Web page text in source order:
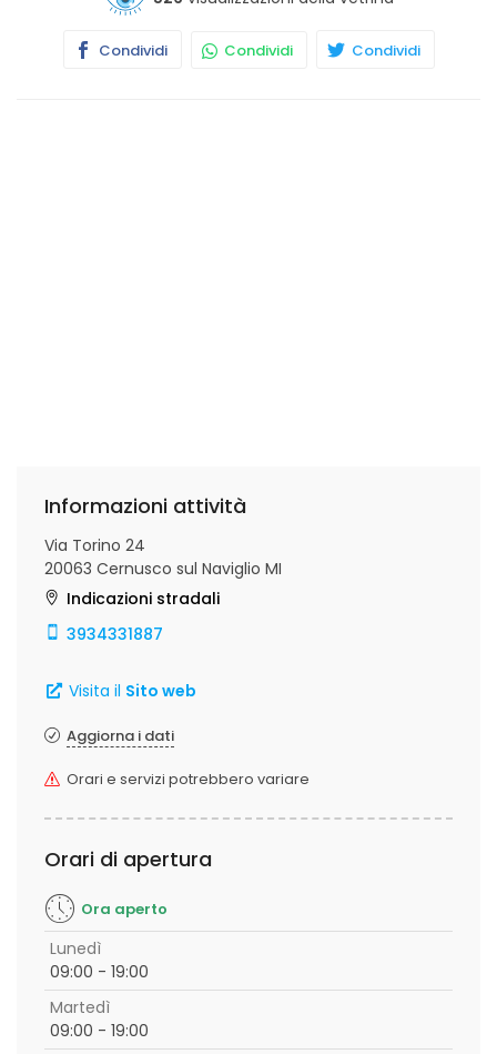
Condividi Condividi Condividi
Informazioni attività
Via Torino 24
20063 Cernusco sul Naviglio MI
Indicazioni stradali
3934331887
Visita il Sito web
Aggiorna i dati
Orari e servizi potrebbero variare
Orari di apertura
Ora aperto
Lunedì
09:00 - 19:00
Martedì
09:00 - 19:00